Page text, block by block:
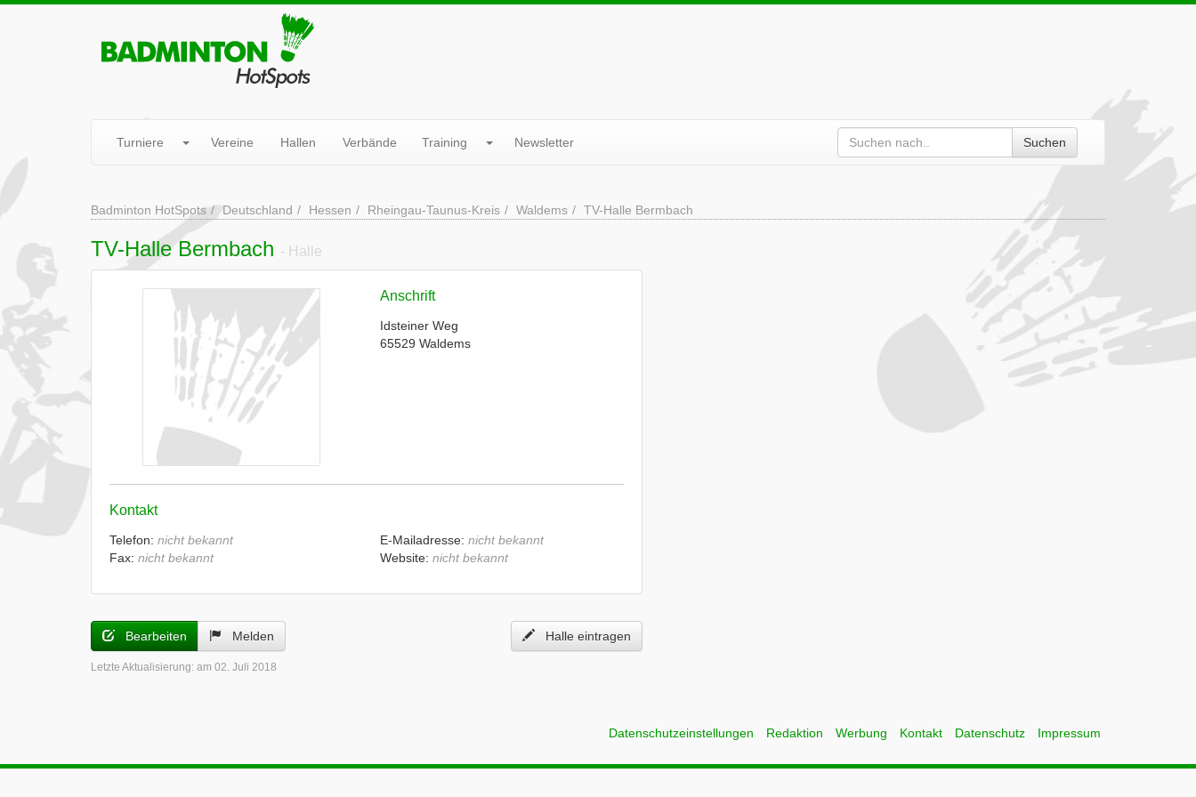
Turniere Vereine Hallen Verbände Training Newsletter Suchen
Badminton HotSpots Deutschland Hessen Rheingau-Taunus-Kreis Waldems TV-Halle Bermbach
TV-Halle Bermbach - Halle
Anschrift
Idsteiner Weg
65529 Waldems
Kontakt
Telefon: nicht bekannt
Fax: nicht bekannt
E-Mailadresse: nicht bekannt
Website: nicht bekannt
Bearbeiten Melden Halle eintragen
Letzte Aktualisierung: am 02. Juli 2018
Datenschutzeinstellungen Redaktion Werbung Kontakt Datenschutz Impressum